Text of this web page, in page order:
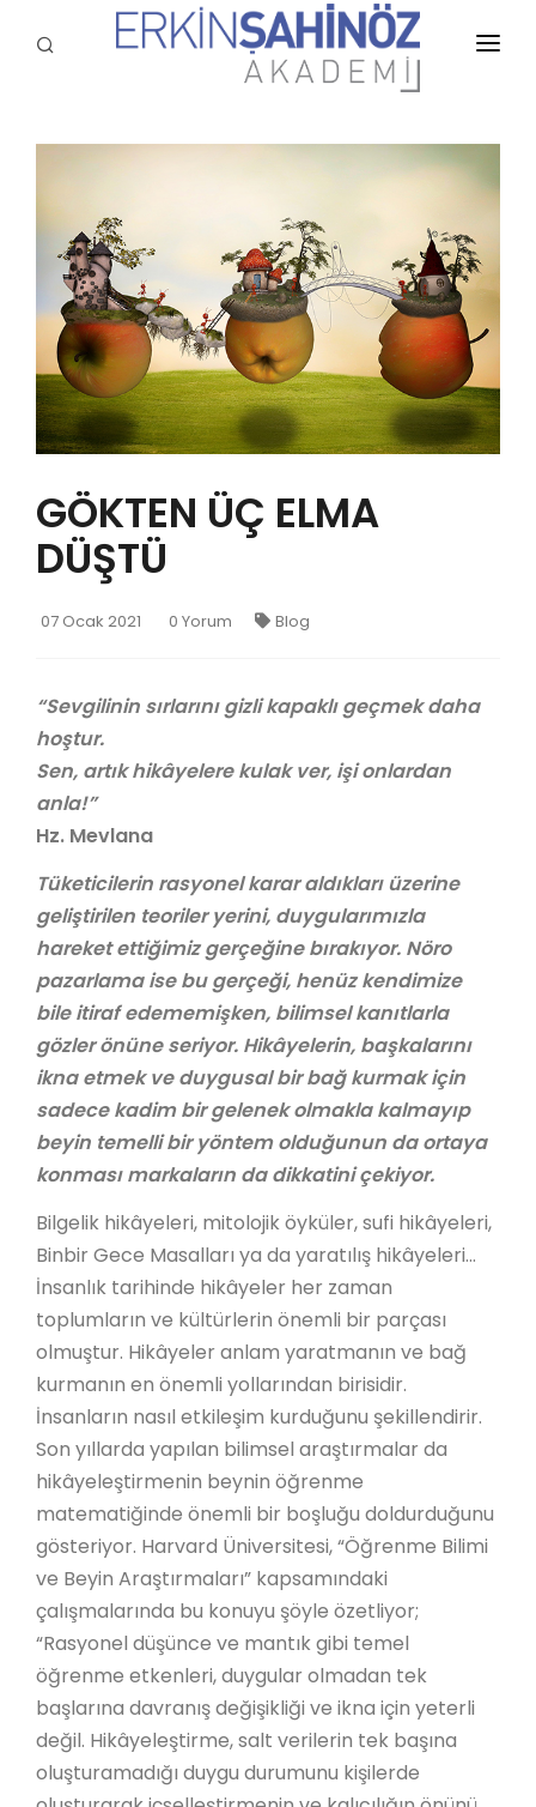
SÖZLÜK
REFERANSLARIMIZ
YAYINLARIMIZ
GALERİ
GÖKTEN ÜÇ ELMA
DÜŞTÜ
07 Ocak 2021 0 Yorum Blog
“Sevgilinin sırlarını gizli kapaklı geçmek daha
hoştur.
Sen, artık hikâyelere kulak ver, işi onlardan
anla!”
Hz. Mevlana
Tüketicilerin rasyonel karar aldıkları üzerine
geliştirilen teoriler yerini, duygularımızla
hareket ettiğimiz gerçeğine bırakıyor. Nöro
pazarlama ise bu gerçeği, henüz kendimize
bile itiraf edememişken, bilimsel kanıtlarla
gözler önüne seriyor. Hikâyelerin, başkalarını
ikna etmek ve duygusal bir bağ kurmak için
sadece kadim bir gelenek olmakla kalmayıp
beyin temelli bir yöntem olduğunun da ortaya
konması markaların da dikkatini çekiyor.
Bilgelik hikâyeleri, mitolojik öyküler, sufi hikâyeleri,
Binbir Gece Masalları ya da yaratılış hikâyeleri…
İnsanlık tarihinde hikâyeler her zaman
toplumların ve kültürlerin önemli bir parçası
olmuştur. Hikâyeler anlam yaratmanın ve bağ
kurmanın en önemli yollarından birisidir.
İnsanların nasıl etkileşim kurduğunu şekillendirir.
Son yıllarda yapılan bilimsel araştırmalar da
hikâyeleştirmenin beynin öğrenme
matematiğinde önemli bir boşluğu doldurduğunu
gösteriyor. Harvard Üniversitesi, “Öğrenme Bilimi
ve Beyin Araştırmaları” kapsamındaki
çalışmalarında bu konuyu şöyle özetliyor;
“Rasyonel düşünce ve mantık gibi temel
öğrenme etkenleri, duygular olmadan tek
başlarına davranış değişikliği ve ikna için yeterli
değil. Hikâyeleştirme, salt verilerin tek başına
oluşturamadığı duygu durumunu kişilerde